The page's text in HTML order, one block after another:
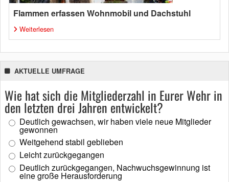
Flammen erfassen Wohnmobil und Dachstuhl
Weiterlesen
AKTUELLE UMFRAGE
Wie hat sich die Mitgliederzahl in Eurer Wehr in
den letzten drei Jahren entwickelt?
Deutlich gewachsen, wir haben viele neue Mitglieder
gewonnen
Weitgehend stabil geblieben
Leicht zurückgegangen
Deutlich zurückgegangen, Nachwuchsgewinnung ist
eine große Herausforderung